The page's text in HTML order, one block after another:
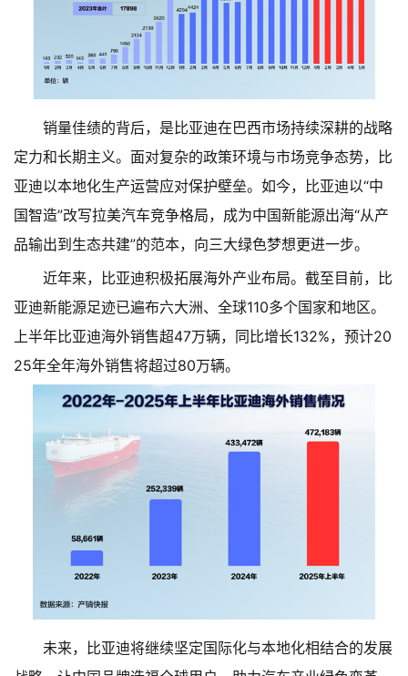
销量佳绩的背后，是比亚迪在巴西市场持续深耕的战略
定力和长期主义。面对复杂的政策环境与市场竞争态势，比
亚迪以本地化生产运营应对保护壁垒。如今，比亚迪以“中
国智造”改写拉美汽车竞争格局，成为中国新能源出海“从产
品输出到生态共建”的范本，向三大绿色梦想更进一步。
近年来，比亚迪积极拓展海外产业布局。截至目前，比
亚迪新能源足迹已遍布六大洲、全球110多个国家和地区。
上半年比亚迪海外销售超47万辆，同比增长132%，预计20
25年全年海外销售将超过80万辆。
未来，比亚迪将继续坚定国际化与本地化相结合的发展